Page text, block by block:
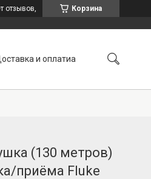
Корзина
отзывов,
и оплатиа
(130 метров)
приёма Fluke